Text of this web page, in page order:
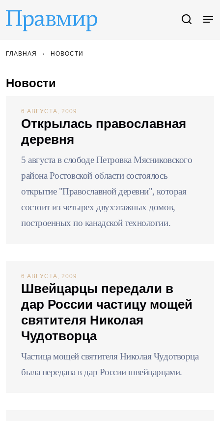
ГЛАВНАЯ НОВОСТИ
Новости
6 АВГУСТА, 2009
Открылась православная
деревня
5 августа в слободе Петровка Мясниковского
района Ростовской области состоялось
открытие "Православной деревни", которая
состоит из четырех двухэтажных домов,
построенных по канадской технологии.
6 АВГУСТА, 2009
Швейцарцы передали в
дар России частицу мощей
святителя Николая
Чудотворца
Частица мощей святителя Николая Чудотворца
была передана в дар России швейцарцами.